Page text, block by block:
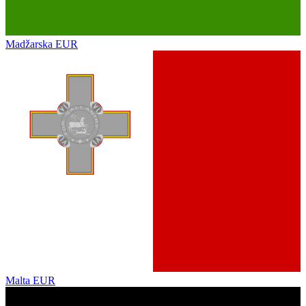
Madžarska EUR
Malta EUR